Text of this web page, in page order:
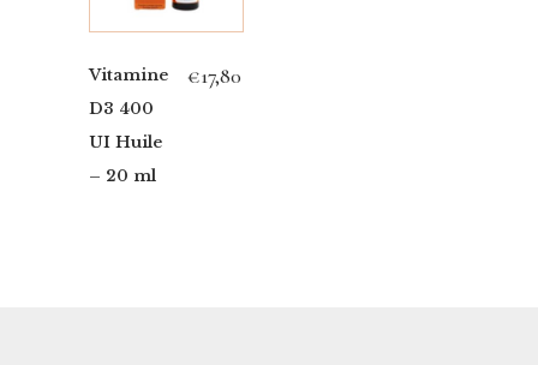
Vitamine
D3 400
UI Huile
– 20 ml
€17,80